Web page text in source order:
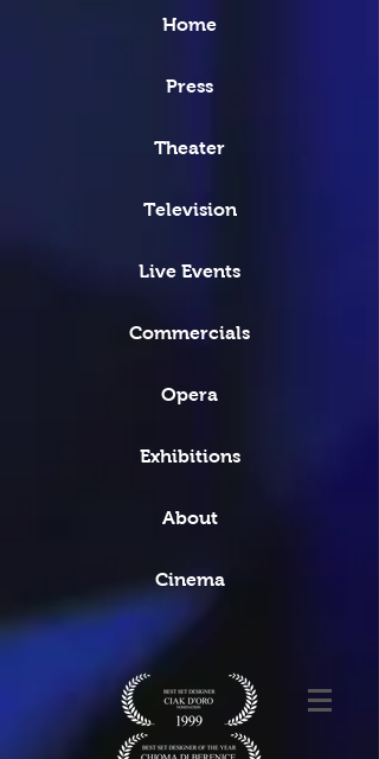
Home
Press
Theater
Television
Live Events
Commercials
Opera
Exhibitions
About
Cinema